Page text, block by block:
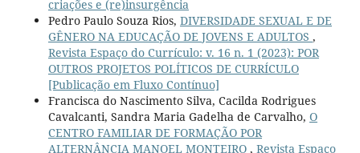
criações e (re)insurgência
Pedro Paulo Souza Rios, DIVERSIDADE SEXUAL E DE
GÊNERO NA EDUCAÇÃO DE JOVENS E ADULTOS ,
Revista Espaço do Currículo: v. 16 n. 1 (2023): POR
OUTROS PROJETOS POLÍTICOS DE CURRÍCULO
[Publicação em Fluxo Contínuo]
Francisca do Nascimento Silva, Cacilda Rodrigues
Cavalcanti, Sandra Maria Gadelha de Carvalho, O
CENTRO FAMILIAR DE FORMAÇÃO POR
ALTERNÂNCIA MANOEL MONTEIRO , Revista Espaço